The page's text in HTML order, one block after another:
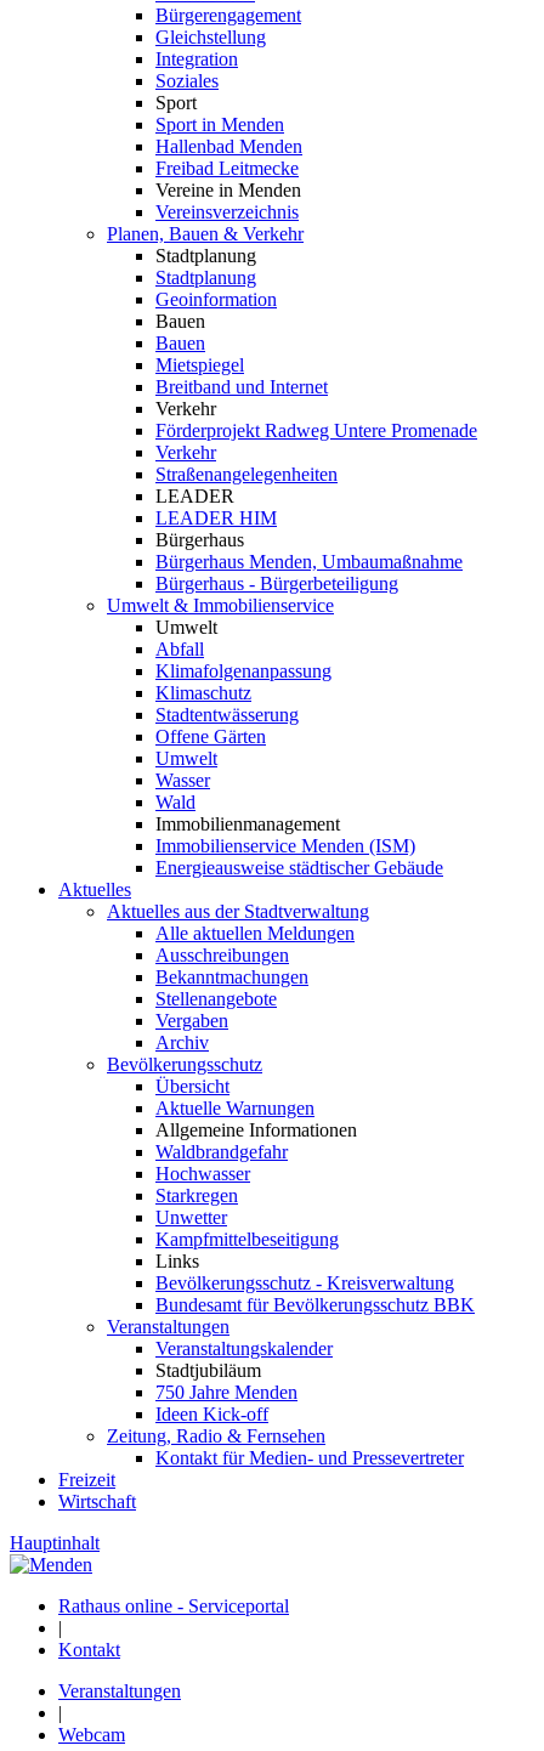
Bürgerengagement
Gleichstellung
Integration
Soziales
Sport
Sport in Menden
Hallenbad Menden
Freibad Leitmecke
Vereine in Menden
Vereinsverzeichnis
Planen, Bauen & Verkehr
Stadtplanung
Stadtplanung
Geoinformation
Bauen
Bauen
Mietspiegel
Breitband und Internet
Verkehr
Förderprojekt Radweg Untere Promenade
Verkehr
Straßenangelegenheiten
LEADER
LEADER HIM
Bürgerhaus
Bürgerhaus Menden, Umbaumaßnahme
Bürgerhaus - Bürgerbeteiligung
Umwelt & Immobilienservice
Umwelt
Abfall
Klimafolgenanpassung
Klimaschutz
Stadtentwässerung
Offene Gärten
Umwelt
Wasser
Wald
Immobilienmanagement
Immobilienservice Menden (ISM)
Energieausweise städtischer Gebäude
Aktuelles
Aktuelles aus der Stadtverwaltung
Alle aktuellen Meldungen
Ausschreibungen
Bekanntmachungen
Stellenangebote
Vergaben
Archiv
Bevölkerungsschutz
Übersicht
Aktuelle Warnungen
Allgemeine Informationen
Waldbrandgefahr
Hochwasser
Starkregen
Unwetter
Kampfmittelbeseitigung
Links
Bevölkerungsschutz - Kreisverwaltung
Bundesamt für Bevölkerungsschutz BBK
Veranstaltungen
Veranstaltungskalender
Stadtjubiläum
750 Jahre Menden
Ideen Kick-off
Zeitung, Radio & Fernsehen
Kontakt für Medien- und Pressevertreter
Freizeit
Wirtschaft
Hauptinhalt
Rathaus online - Serviceportal
|
Kontakt
Veranstaltungen
|
Webcam